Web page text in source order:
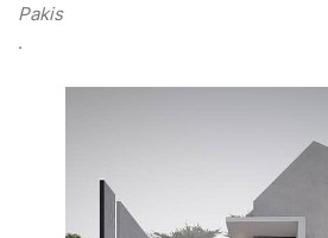
Pakis
.